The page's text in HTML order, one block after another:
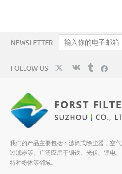
我们的产品主要包括：滤筒式除尘器，空
过滤器等。广泛应用于钢铁、光伏、锂电
特种粉体等邻域。